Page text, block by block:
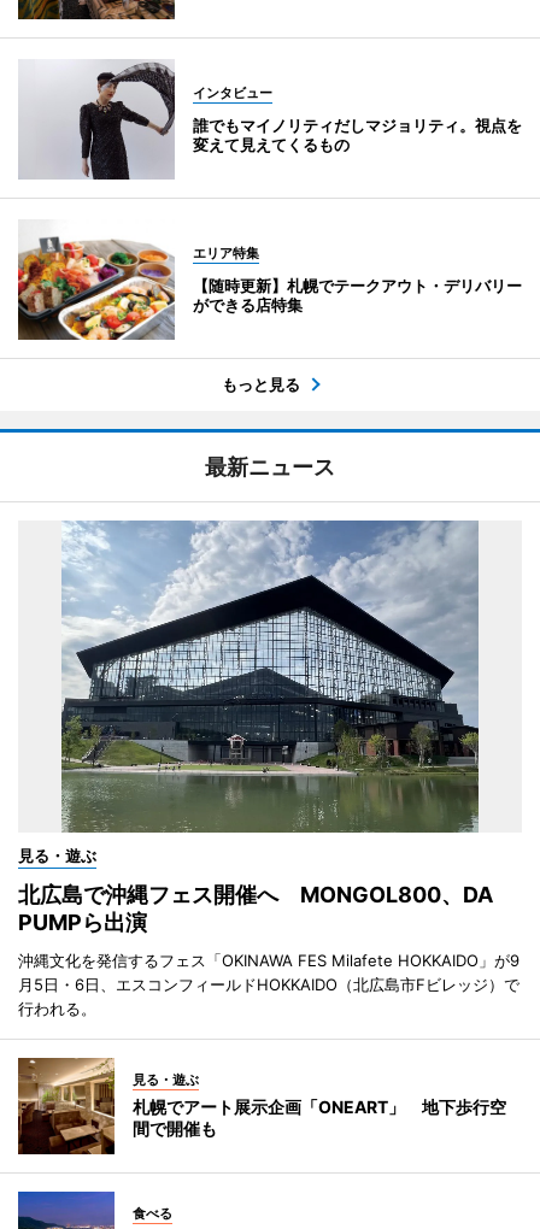
インタビュー
誰でもマイノリティだしマジョリティ。視点を
変えて見えてくるもの
エリア特集
【随時更新】札幌でテークアウト・デリバリー
ができる店特集
もっと見る
最新ニュース
見る・遊ぶ
北広島で沖縄フェス開催へ MONGOL800、DA
PUMPら出演
沖縄文化を発信するフェス「OKINAWA FES Milafete HOKKAIDO」が9
月5日・6日、エスコンフィールドHOKKAIDO（北広島市Fビレッジ）で
行われる。
見る・遊ぶ
札幌でアート展示企画「ONEART」 地下歩行空
間で開催も
食べる